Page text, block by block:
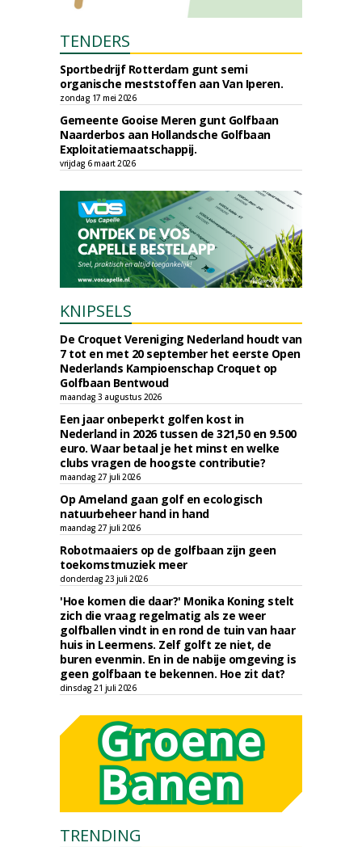
TENDERS
Sportbedrijf Rotterdam gunt semi
organische meststoffen aan Van Iperen.
zondag 17 mei 2026
Gemeente Gooise Meren gunt Golfbaan
Naarderbos aan Hollandsche Golfbaan
Exploitatiemaatschappij.
vrijdag 6 maart 2026
KNIPSELS
De Croquet Vereniging Nederland houdt van
7 tot en met 20 september het eerste Open
Nederlands Kampioenschap Croquet op
Golfbaan Bentwoud
maandag 3 augustus 2026
Een jaar onbeperkt golfen kost in
Nederland in 2026 tussen de 321,50 en 9.500
euro. Waar betaal je het minst en welke
clubs vragen de hoogste contributie?
maandag 27 juli 2026
Op Ameland gaan golf en ecologisch
natuurbeheer hand in hand
maandag 27 juli 2026
Robotmaaiers op de golfbaan zijn geen
toekomstmuziek meer
donderdag 23 juli 2026
'Hoe komen die daar?' Monika Koning stelt
zich die vraag regelmatig als ze weer
golfballen vindt in en rond de tuin van haar
huis in Leermens. Zelf golft ze niet, de
buren evenmin. En in de nabije omgeving is
geen golfbaan te bekennen. Hoe zit dat?
dinsdag 21 juli 2026
TRENDING